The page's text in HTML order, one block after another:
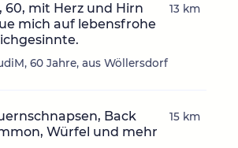
60, mit Herz und Hirn
mich auf lebensfrohe
60 Jahre, aus Wöllersdorf
13 km
Back
Würfel und mehr
15 km